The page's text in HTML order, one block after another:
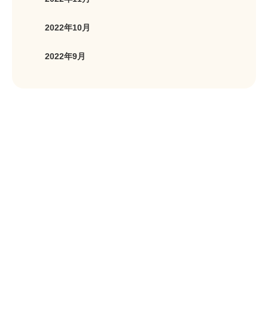
2022年10月
2022年9月